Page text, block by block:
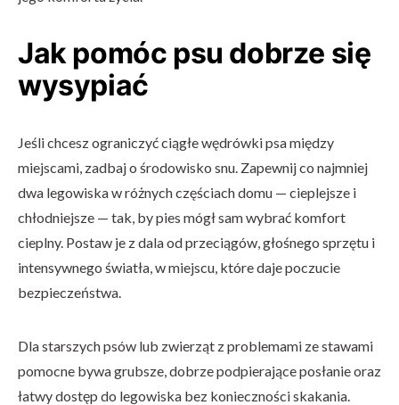
Jak pomóc psu dobrze się
wysypiać
Jeśli chcesz ograniczyć ciągłe wędrówki psa między
miejscami, zadbaj o środowisko snu. Zapewnij co najmniej
dwa legowiska w różnych częściach domu — cieplejsze i
chłodniejsze — tak, by pies mógł sam wybrać komfort
cieplny. Postaw je z dala od przeciągów, głośnego sprzętu i
intensywnego światła, w miejscu, które daje poczucie
bezpieczeństwa.
Dla starszych psów lub zwierząt z problemami ze stawami
pomocne bywa grubsze, dobrze podpierające posłanie oraz
łatwy dostęp do legowiska bez konieczności skakania.